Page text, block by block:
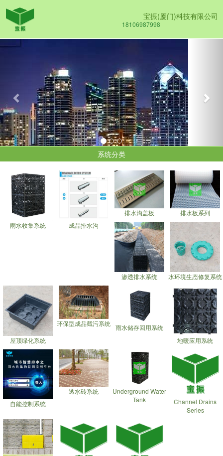
宝振(厦门)科技有限公司
18106987998
Previous
系统分类
雨水收集系统 成品排水沟
排水沟盖板 排水板系列
渗透排水系统 水环境生态修复系统
屋顶绿化系统
环保型成品截污系统 雨水储存回用系统
地暖应用系统
自能控制系统
透水砖系统
Underground Water
Tank
Channel Drains
Series